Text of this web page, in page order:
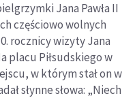
Jana Pawła II
częściowo wolnych
rocznicy wizyty Jana
placu Piłsudskiego w
w którym stał on w
słynne słowa: „Niech